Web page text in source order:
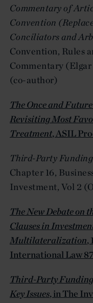
Commentary of
Convention
Conciliators and
Convention, Rules
Commentary
(co-author)
The Once and
Revisiting Most
Treatment, ASIL
Third-Party
Chapter 16,
Investment, Vol 2
The New Debate
Clauses in
Multilateralization,
International Law
Third-Party
Key Issues, in The